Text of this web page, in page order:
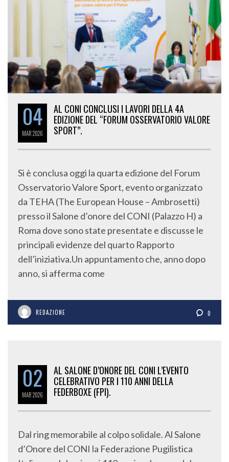
04
MAR 2026
EDIZIONE DEL “FORUM OSSERVATORIO VALORE
SPORT”.
Osservatorio Valore Sport, evento organizzato
da TEHA (The European House – Ambrosetti)
presso il Salone d’onore del CONI (Palazzo H) a
Roma dove sono state presentate e discusse le
principali evidenze del quarto Rapporto
dell’iniziativa.Un appuntamento che, anno dopo
anno, si afferma come
02
MAR 2026
CELEBRATIVO PER I 110 ANNI DELLA
FEDERBOXE (FPI).
d’Onore del CONI la Federazione Pugilistica
Italiana celebra i suoi 110 anni, nel segno del suo